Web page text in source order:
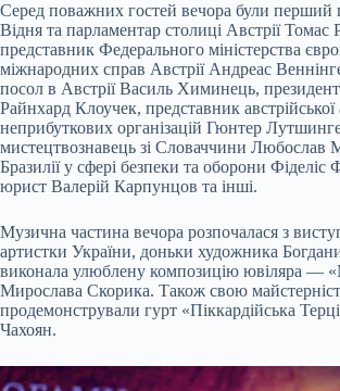
Серед поважних гостей вечора були перший
Відня та парламентар столиці Австрії Томас
представник Федерального міністерства
міжнародних справ Австрії Андреас
посол в Австрії Василь Химинець,
Райнхард Клоучек, представник австрійської
неприбуткових організацій Гюнтер
мистецтвознавець зі Словаччини Любослав
Бразилії у сфері безпеки та оборони Фіделіс
юрист Валерій Карпунцов та інші.
Музична частина вечора розпочалася з
артистки України, доньки художника
виконала улюблену композицію ювіляра —
Мирослава Скорика. Також свою
продемонстрували гурт «Піккардійська
Чахоян.